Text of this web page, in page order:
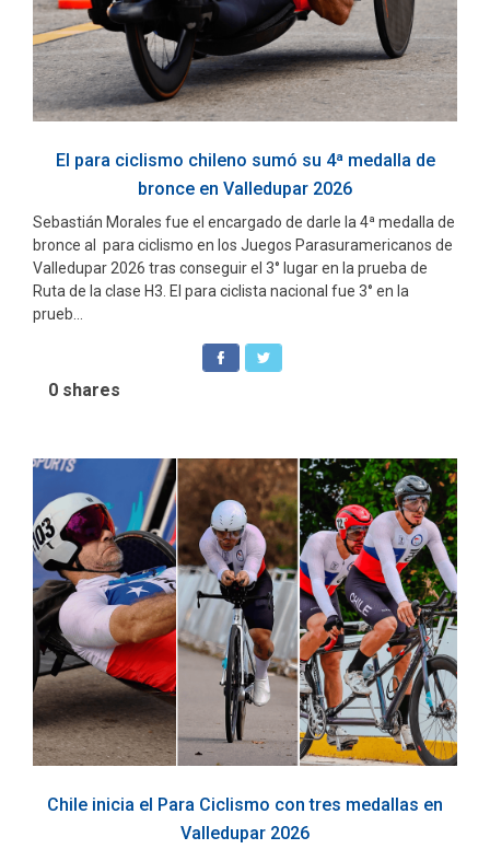
El para ciclismo chileno sumó su 4ª medalla de
bronce en Valledupar 2026
Sebastián Morales fue el encargado de darle la 4ª medalla de
bronce al para ciclismo en los Juegos Parasuramericanos de
Valledupar 2026 tras conseguir el 3° lugar en la prueba de
Ruta de la clase H3. El para ciclista nacional fue 3° en la
prueb...
0 shares
Chile inicia el Para Ciclismo con tres medallas en
Valledupar 2026